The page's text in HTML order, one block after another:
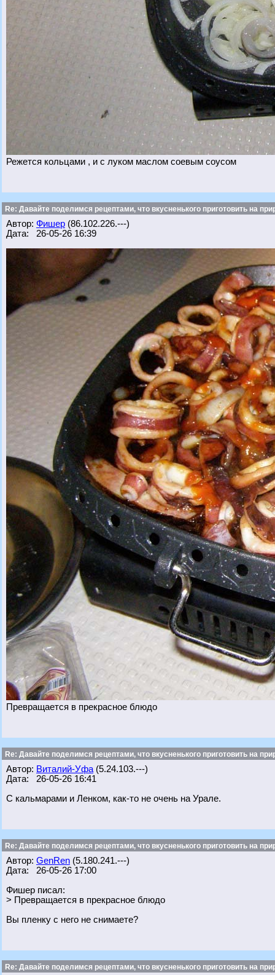
Режется кольцами , и с луком маслом соевым соусом
Re: Давайте поделимся рецептами, что вкусненького приготовить на
Автор: Фишер (86.102.226.---)
Дата: 26-05-26 16:39
Превращается в прекрасное блюдо
Re: Давайте поделимся рецептами, что вкусненького приготовить на
Автор: Виталий-Уфа (5.24.103.---)
Дата: 26-05-26 16:41
С кальмарами и Ленком, как-то не очень на Урале.
Re: Давайте поделимся рецептами, что вкусненького приготовить на
Автор: GenRen (5.180.241.---)
Дата: 26-05-26 17:00
Фишер писал:
> Превращается в прекрасное блюдо
Вы пленку с него не снимаете?
Re: Давайте поделимся рецептами, что вкусненького приготовить на